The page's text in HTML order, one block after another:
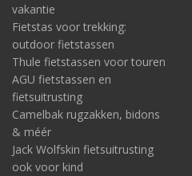
vakantie
Fietstas voor trekking:
outdoor fietstassen
Thule fietstassen voor touren
AGU fietstassen en
fietsuitrusting
Camelbak rugzakken, bidons
& méér
Jack Wolfskin fietsuitrusting
ook voor kind